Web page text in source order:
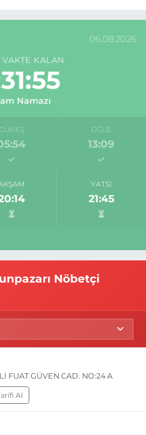
06.08.2026
VAKTE KALAN
Namazı
GÜNEŞ ÖĞLE
13:09
YATSI
21:45
Nöbetçi
FUAT GÜVEN CAD. NO:24 A
Al